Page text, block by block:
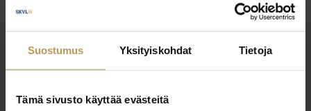
Suostumus Yksityiskohdat Tietoja
Tämä sivusto käyttää evästeitä
keskisuuria rakentajia aina tontin hankinnasta
ja autan asiakasta aina löytämään itselleen
Mikäli voin olla avuksi juuri sinulle, otathan yhteyttä!